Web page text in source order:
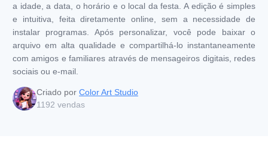
a idade, a data, o horário e o local da festa. A edição é simples
e intuitiva, feita diretamente online, sem a necessidade de
instalar programas. Após personalizar, você pode baixar o
arquivo em alta qualidade e compartilhá-lo instantaneamente
com amigos e familiares através de mensageiros digitais, redes
sociais ou e-mail.
Criado por Color Art Studio
1192 vendas